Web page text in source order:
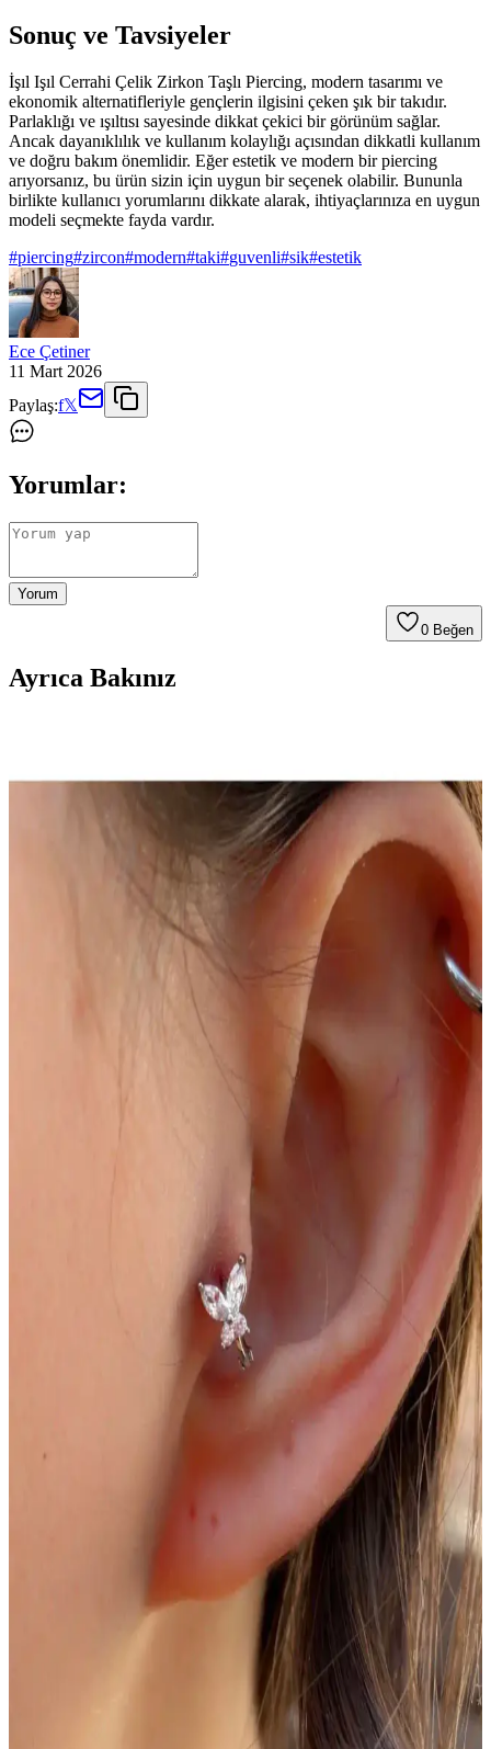
Sonuç ve Tavsiyeler
İşıl Işıl Cerrahi Çelik Zirkon Taşlı Piercing, modern tasarımı ve
ekonomik alternatifleriyle gençlerin ilgisini çeken şık bir takıdır.
Parlaklığı ve ışıltısı sayesinde dikkat çekici bir görünüm sağlar.
Ancak dayanıklılık ve kullanım kolaylığı açısından dikkatli kullanım
ve doğru bakım önemlidir. Eğer estetik ve modern bir piercing
arıyorsanız, bu ürün sizin için uygun bir seçenek olabilir. Bununla
birlikte kullanıcı yorumlarını dikkate alarak, ihtiyaçlarınıza en uygun
modeli seçmekte fayda vardır.
#piercing#zircon#modern#taki#guvenli#sik#estetik
Ece Çetiner
11 Mart 2026
Paylaş:f𝕏
Yorumlar:
Yorum
0 Beğen
Ayrıca Bakınız
Parlak yüzeyi ve modern tasarımıyla dikkat çeken zircon taşlı
piercing, çeşitli yüz bölgelerine uyum sağlar, uzun ömürlü ve şık bir
VLM AKSESUAR Cerrahi Çelik Piercing: Güvenli
ve Şık Kulak ve Yüz Piercingleri
VLM AKSESUAR'ın cerrahi çelik piercingleri, yüksek kalite,
dayanıklılık ve estetik sunar. Farklı bölgeler için uygun ve güvenli
tasarımıyla tarzınızı tamamlar.
Köprü Piercing Nedir ve Moda Dünyasında Nasıl
Köprü piercing, burun ve alın bölgesinde yapılan dikkat çekici vücut
takısı trendidir. Estetik ve ifade gücü yüksek olan bu tarz, moda ve
Vücut Aksesuarları Moda ve Kendini İfade Etmenin
Vücut aksesuarları, kişisel tarzı yansıtan ve moda dünyasında
kendini gösteren önemli unsurlardır. Tarihsel kökenleri ve güncel
trendleriyle, kendinizi özgürce ifade etmenin yollarını keşfedin.
Sacce Marka Piercing Modelleri Karşılaştırması:
Renkli Halka ve Çiçek Tasarımı
Sacce'nin renkli halka ve çiçek piercing modellerinin özellikleri,
malzeme ve kullanıcı deneyimleriyle karşılaştırması. Dayanıklılık ve
Vilma Aksesuar Kristal Taşlı ve Cerrahi Çelik
Piercing Karşılaştırması
Vilma Aksesuar'ın Kristal Taşlı ve Cerrahi Çelik Piercing ürünleri
arasındaki özellikler, kullanıcı yorumları ve tasarım farklarını
detaylandıran kapsamlı karşılaştırma.
Arescollection Cerrahi Çelik Zirkon Taşlı Gümüş
Renk Göbek Piercingi İnceleme ve Değerlendirme
Arescollection'un cerrahi çelik zirkon taşlı göbek piercingi, şık
tasarımı ve dayanıklılığıyla öne çıkıyor. Kullanıcı yorumları ve
bakım önerileriyle ürün hakkında kapsamlı bilgiler sunuluyor.